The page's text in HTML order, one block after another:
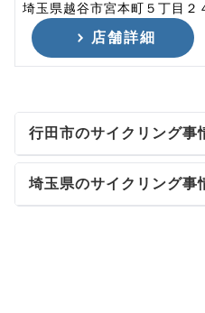
埼玉県越谷市宮本町５丁目２
店舗詳細
行田市のサイクリング事
埼玉県のサイクリング事